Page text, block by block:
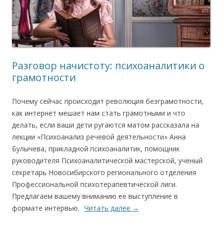
Разговор начистоту: психоаналитики о
грамотности
Почему сейчас происходит революция безграмотности,
как интернет мешает нам стать грамотными и что
делать, если ваши дети ругаются матом рассказала на
лекции «Психоанализ речевой деятельности» Анна
Булычева, прикладной психоаналитик, помощник
руководителя Психоаналитической мастерской, ученый
секретарь Новосибирского регионального отделения
Профессиональной психотерапевтической лиги.
Предлагаем вашему вниманию ее выступление в
формате интервью. Читать далее →